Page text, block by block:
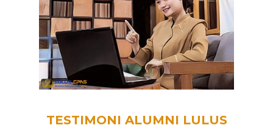
TESTIMONI ALUMNI LULUS